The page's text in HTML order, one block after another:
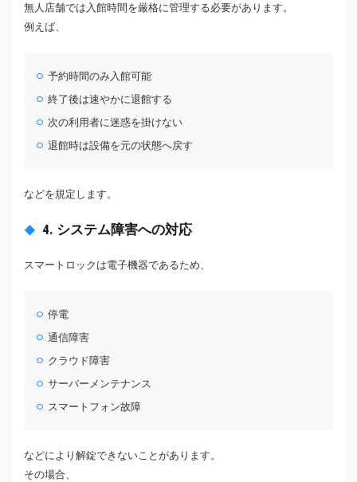
無人店舗では入館時間を厳格に管理する必要があります。
例えば、
予約時間のみ入館可能
終了後は速やかに退館する
次の利用者に迷惑を掛けない
退館時は設備を元の状態へ戻す
などを規定します。
4. システム障害への対応
スマートロックは電子機器であるため、
停電
通信障害
クラウド障害
サーバーメンテナンス
スマートフォン故障
などにより解錠できないことがあります。
その場合、